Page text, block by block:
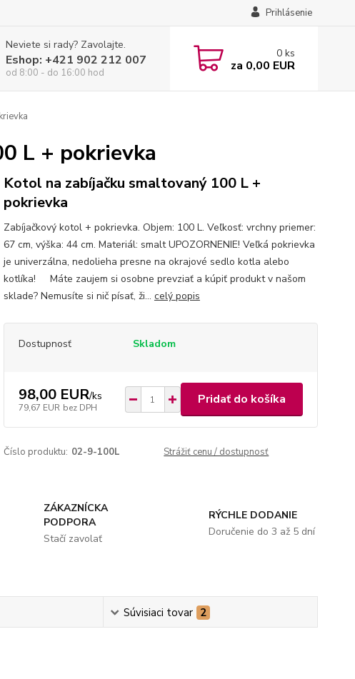
Prihlásenie
Neviete si rady? Zavolajte.
Eshop: +421 902 212 007
od 8:00 - do 16:00 hod
0 ks
za 0,00 EUR
L + pokrievka
Kotol na zabíjačku smaltovaný 100 L +
pokrievka
Zabíjačkový kotol + pokrievka. Objem: 100 L. Veľkosť: vrchny priemer:
67 cm, výška: 44 cm. Materiál: smalt UPOZORNENIE! Veľká pokrievka
je univerzálna, nedolieha presne na okrajové sedlo kotla alebo
kotlíka! Máte zaujem si osobne prevziať a kúpiť produkt v našom
sklade? Nemusíte si nič písať, ži... celý popis
Dostupnosť Skladom
98,00 EUR/ks
79,67 EUR bez DPH
Pridať do košíka
Číslo produktu: 02-9-100L Strážiť cenu / dostupnosť
ZÁKAZNÍCKA
PODPORA
Stačí zavolať
RÝCHLE DODANIE
Doručenie do 3 až 5 dní
Súvisiaci tovar 2